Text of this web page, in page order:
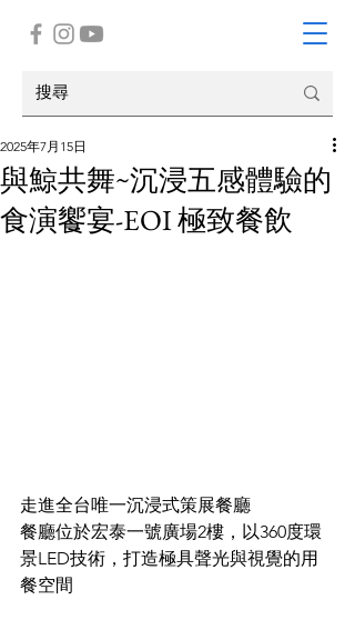
與鯨共舞~沉浸五感體驗的
食演饗宴-EOI 極致餐飲
2025年7月15日
走進全台唯一沉浸式策展餐廳
餐廳位於宏泰一號廣場2樓，以360度環
景LED技術，打造極具聲光與視覺的用
餐空間